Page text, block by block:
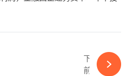
下一篇
前江西首富李良彬斥资2亿跨界光伏-ky体育APP官网下载